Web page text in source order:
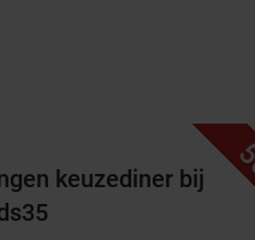
keuzediner bij